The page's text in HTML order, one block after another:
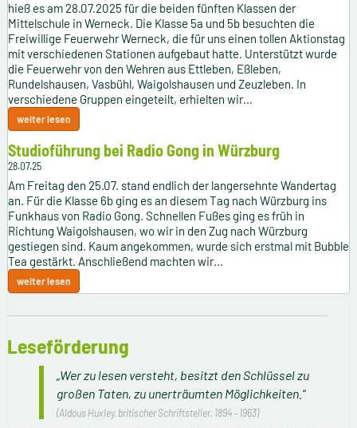
hieß es am 28.07.2025 für die beiden fünften Klassen der
Mittelschule in Werneck. Die Klasse 5a und 5b besuchten die
Freiwillige Feuerwehr Werneck, die für uns einen tollen Aktionstag
mit verschiedenen Stationen aufgebaut hatte. Unterstützt wurde
die Feuerwehr von den Wehren aus Ettleben, Eßleben,
Rundelshausen, Vasbühl, Waigolshausen und Zeuzleben. In
verschiedene Gruppen eingeteilt, erhielten wir…
weiter lesen
Studioführung bei Radio Gong in Würzburg
28.07.25
Am Freitag den 25.07. stand endlich der langersehnte Wandertag
an. Für die Klasse 6b ging es an diesem Tag nach Würzburg ins
Funkhaus von Radio Gong. Schnellen Fußes ging es früh in
Richtung Waigolshausen, wo wir in den Zug nach Würzburg
gestiegen sind. Kaum angekommen, wurde sich erstmal mit Bubble
Tea gestärkt. Anschließend machten wir…
weiter lesen
Leseförderung
„Wer zu lesen versteht, besitzt den Schlüssel zu
großen Taten, zu unerträumten Möglichkeiten.“
(Aldous Huxley, britischer Schriftsteller, 1894 – 1963)